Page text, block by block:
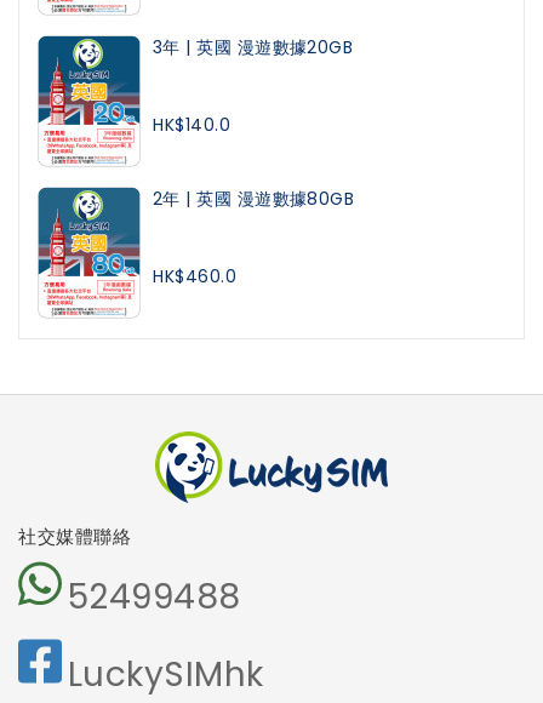
3年 | 英國 漫遊數據20GB
HK$140.0
2年 | 英國 漫遊數據80GB
HK$460.0
社交媒體聯絡
52499488
LuckySIMhk